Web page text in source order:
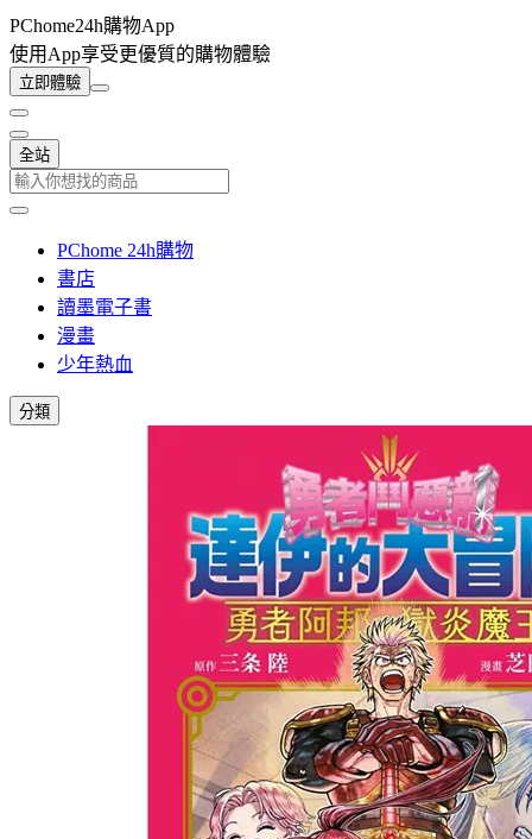
PChome24h購物App
使用App享受更優質的購物體驗
立即體驗
全站
PChome 24h購物
書店
讀墨電子書
漫畫
少年熱血
分類